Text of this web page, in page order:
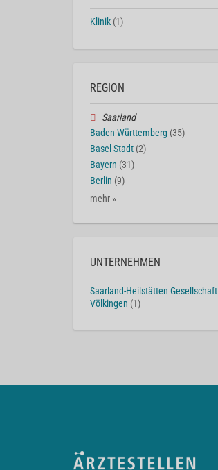
Klinik (1)
REGION
Saarland
Baden-Württemberg (35)
Basel-Stadt (2)
Bayern (31)
Berlin (9)
mehr »
UNTERNEHMEN
Saarland-Heilstätten Gesellschaft
Völkingen (1)